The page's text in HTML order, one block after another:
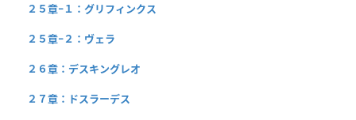
２５章−１：グリフィンクス
２５章−２：ヴェラ
２６章：デスキングレオ
２７章：ドスラーデス